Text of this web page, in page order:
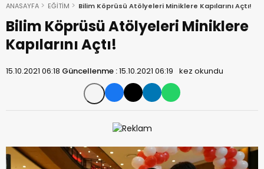
ANASAYFA EĞİTİM Bilim Köprüsü Atölyeleri Miniklere Kapılarını Açtı!
Bilim Köprüsü Atölyeleri Miniklere
Kapılarını Açtı!
15.10.2021 06:18 Güncellenme :15.10.2021 06:19 kez okundu